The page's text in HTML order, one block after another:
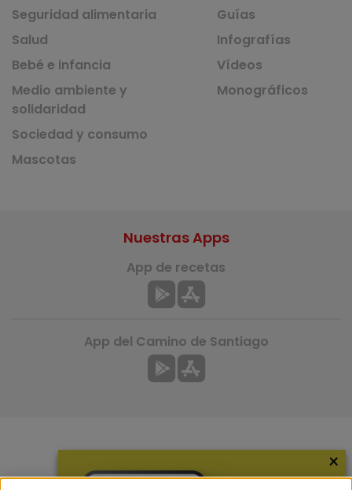
Seguridad alimentaria
Salud
Bebé e infancia
Medio ambiente y
solidaridad
Sociedad y consumo
Mascotas
Guías
Infografías
Vídeos
Monográficos
Nuestras Apps
App de recetas
App del Camino de Santiago
×